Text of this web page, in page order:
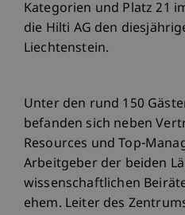
Kategorien und Platz 21
die Hilti AG den
Liechtenstein.
Unter den rund 150
befanden sich neben
Resources und Top-
Arbeitgeber der beiden
wissenschaftlichen
ehem. Leiter des